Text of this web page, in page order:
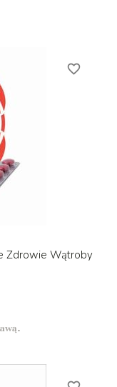
Zdrowie Wątroby
favorite_border